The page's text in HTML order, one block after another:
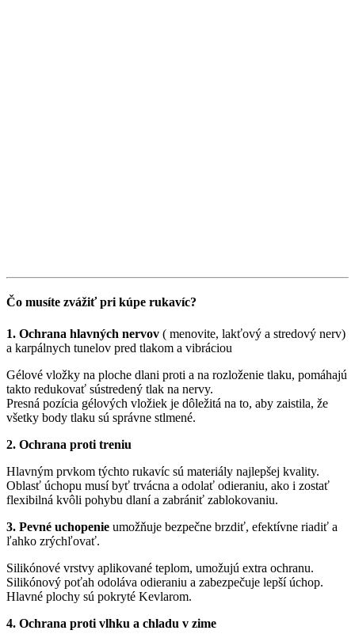
Čo musíte zvážiť pri kúpe rukavíc?
1. Ochrana hlavných nervov ( menovite, lakťový a stredový nerv)
a karpálnych tunelov pred tlakom a vibráciou
Gélové vložky na ploche dlani proti a na rozloženie tlaku, pomáhajú
takto redukovať sústredený tlak na nervy.
Presná pozícia gélových vložiek je dôležitá na to, aby zaistila, že
všetky body tlaku sú správne stlmené.
2. Ochrana proti treniu
Hlavným prvkom týchto rukavíc sú materiály najlepšej kvality.
Oblasť úchopu musí byť trvácna a odolať odieraniu, ako i zostať
flexibilná kvôli pohybu dlaní a zabrániť zablokovaniu.
3. Pevné uchopenie umožňuje bezpečne brzdiť, efektívne riadiť a
ľahko zrýchľovať.
Silikónové vrstvy aplikované teplom, umožujú extra ochranu.
Silikónový poťah odoláva odieraniu a zabezpečuje lepší úchop.
Hlavné plochy sú pokryté Kevlarom.
4. Ochrana proti vlhku a chladu v zime